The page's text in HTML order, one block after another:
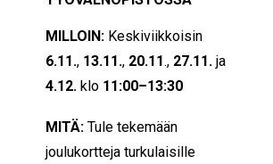
MILLOIN: Keskiviikkoisin
6.11., 13.11., 20.11., 27.11. ja
4.12. klo 11:00–13:30
MITÄ: Tule tekemään
joulukortteja turkulaisille